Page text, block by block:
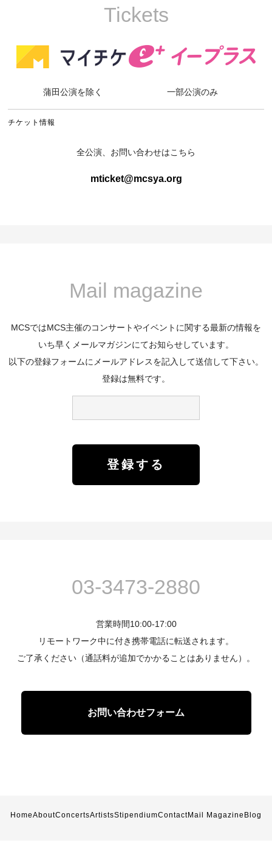
Tickets
蒲田公演を除く 一部公演のみ
チケット情報
全公演、お問い合わせはこちら
mticket@mcsya.org
Mail magazine
MCSではMCS主催のコンサートやイベントに関する最新の情報を
いち早くメールマガジンにてお知らせしています。
以下の登録フォームにメールアドレスを記入して送信して下さい。
登録は無料です。
03-3473-2880
営業時間10:00-17:00
リモートワーク中に付き携帯電話に転送されます。
ご了承ください（通話料が追加でかかることはありません）。
お問い合わせフォーム
HomeAboutConcertsArtistsStipendiumContactMail Magazine Blog